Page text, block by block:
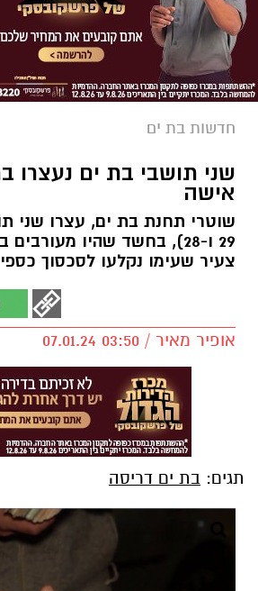
חדשות בת ים
שני תושבי בת ים נעצרו
אישה
שוטרי תחנת בת ים, עצרו שני
29 ו-28), בחשד שהיו
צעיר שעימו נקלעו לסכסוך
אופיר מאיר / 03:50 07.01.24
תגים: בת ים דריסה